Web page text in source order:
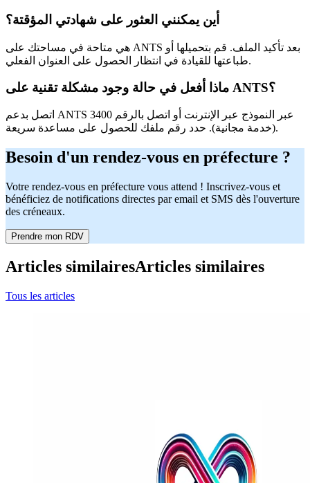
أين يمكنني العثور على شهادتي المؤقتة؟
هي متاحة في مساحتك على ANTS بعد تأكيد الملف. قم بتحميلها أو
طباعتها للقيادة في انتظار الحصول على العنوان الفعلي.
ماذا أفعل في حالة وجود مشكلة تقنية على ANTS؟
اتصل بدعم ANTS عبر النموذج عبر الإنترنت أو اتصل بالرقم 3400
(خدمة مجانية). حدد رقم ملفك للحصول على مساعدة سريعة.
Besoin d'un rendez-vous en préfecture ?
Votre rendez-vous en préfecture vous attend ! Inscrivez-vous et
bénéficiez de notifications directes par email et SMS dès l'ouverture
des créneaux.
Prendre mon RDV
Articles similairesArticles similaires
Tous les articles